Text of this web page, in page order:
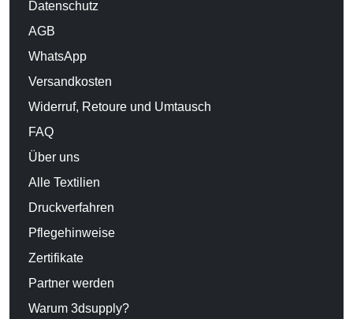
Datenschutz
AGB
WhatsApp
Versandkosten
Widerruf, Retoure und Umtausch
FAQ
Über uns
Alle Textilien
Druckverfahren
Pflegehinweise
Zertifikate
Partner werden
Warum 3dsupply?